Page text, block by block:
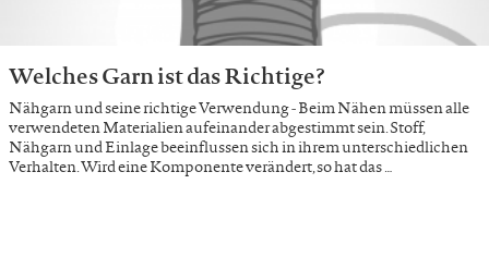
Welches Garn ist das Richtige?
Nähgarn und seine richtige Verwendung - Beim Nähen müssen alle
verwendeten Materialien aufeinander abgestimmt sein. Stoff,
Nähgarn und Einlage beeinflussen sich in ihrem unterschiedlichen
Verhalten. Wird eine Komponente verändert, so hat das …